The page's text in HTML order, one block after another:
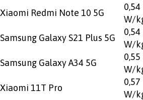
Xiaomi Redmi Note 10 5G
0,54
W/
Samsung Galaxy S21 Plus 5G
0,54
W/
Samsung Galaxy A34 5G
0,55
W/
Xiaomi 11T Pro
0,57
W/